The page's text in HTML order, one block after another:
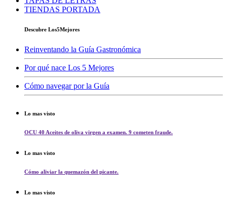
TIENDAS PORTADA
Descubre Los5Mejores
Reinventando la Guía Gastronómica
Por qué nace Los 5 Mejores
Cómo navegar por la Guía
Lo mas visto
OCU 40 Aceites de oliva virgen a examen. 9 cometen fraude.
Lo mas visto
Cómo aliviar la quemazón del picante.
Lo mas visto